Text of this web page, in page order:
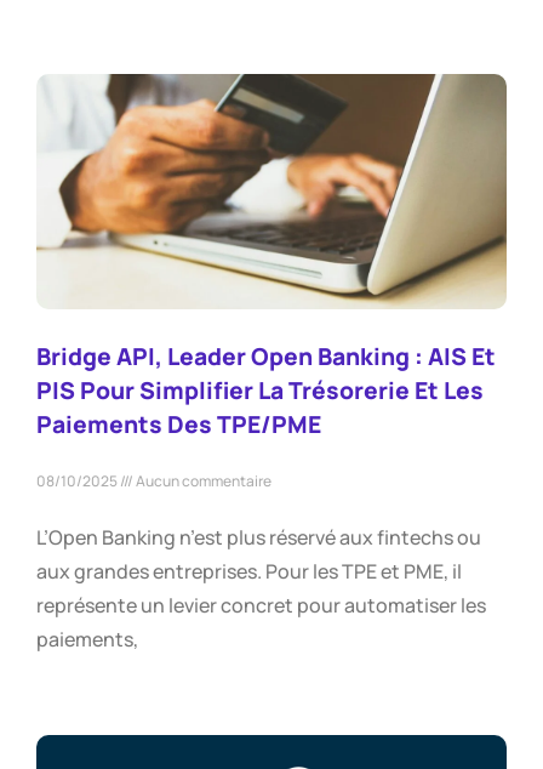
Bridge API, Leader Open Banking : AIS Et
PIS Pour Simplifier La Trésorerie Et Les
Paiements Des TPE/PME
08/10/2025 Aucun commentaire
L’Open Banking n’est plus réservé aux fintechs ou
aux grandes entreprises. Pour les TPE et PME, il
représente un levier concret pour automatiser les
paiements,